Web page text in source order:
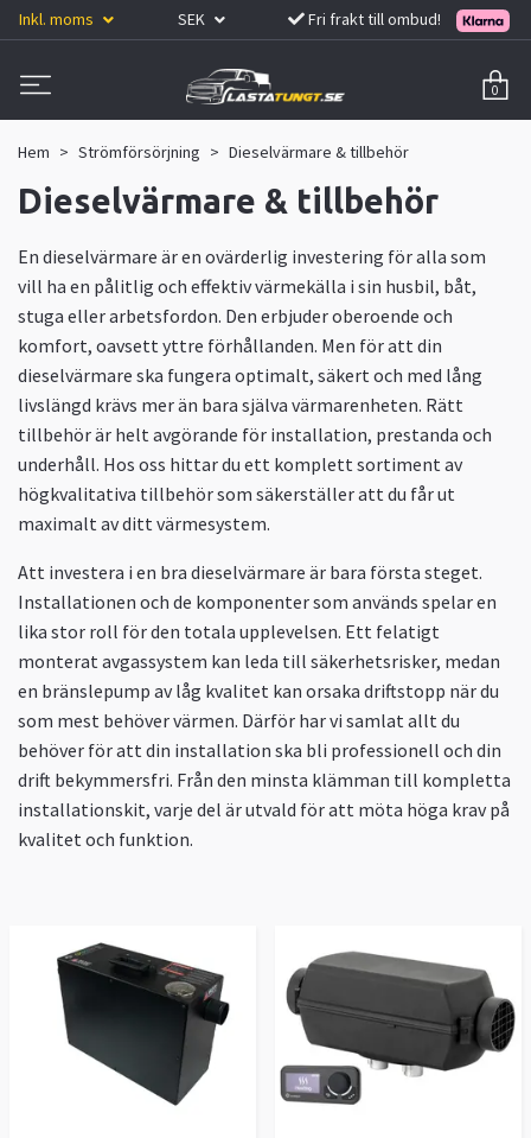
Inkl. moms SEK Fri frakt till ombud!
0
Hem Strömförsörjning Dieselvärmare & tillbehör
Dieselvärmare & tillbehör
En dieselvärmare är en ovärderlig investering för alla som
vill ha en pålitlig och effektiv värmekälla i sin husbil, båt,
stuga eller arbetsfordon. Den erbjuder oberoende och
komfort, oavsett yttre förhållanden. Men för att din
dieselvärmare ska fungera optimalt, säkert och med lång
livslängd krävs mer än bara själva värmarenheten. Rätt
tillbehör är helt avgörande för installation, prestanda och
underhåll. Hos oss hittar du ett komplett sortiment av
högkvalitativa tillbehör som säkerställer att du får ut
maximalt av ditt värmesystem.
Att investera i en bra dieselvärmare är bara första steget.
Installationen och de komponenter som används spelar en
lika stor roll för den totala upplevelsen. Ett felatigt
monterat avgassystem kan leda till säkerhetsrisker, medan
en bränslepump av låg kvalitet kan orsaka driftstopp när du
som mest behöver värmen. Därför har vi samlat allt du
behöver för att din installation ska bli professionell och din
drift bekymmersfri. Från den minsta klämman till kompletta
installationskit, varje del är utvald för att möta höga krav på
kvalitet och funktion.